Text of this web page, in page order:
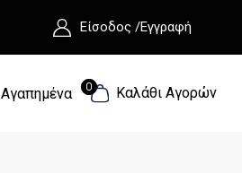
Είσοδος /Εγγραφή
Αγαπημένα 0 Καλάθι Αγορών
0